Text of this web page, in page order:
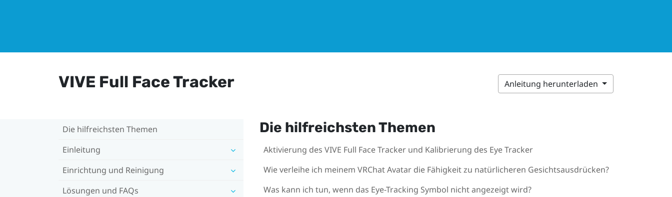
VIVE Full Face Tracker Anleitung herunterladen
Die hilfreichsten Themen
Einleitung
Einrichtung und Reinigung
Lösungen und FAQs
Die hilfreichsten Themen
Aktivierung des VIVE Full Face Tracker und Kalibrierung des Eye Tracker
Wie verleihe ich meinem VRChat Avatar die Fähigkeit zu natürlicheren Gesichtsausdrücken?
Was kann ich tun, wenn das Eye-Tracking Symbol nicht angezeigt wird?